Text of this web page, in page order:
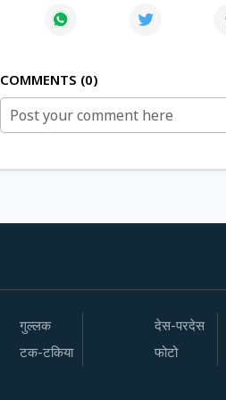
COMMENTS 0
गुल्लक
टक-टकिया
देस-परदेस
फोटो